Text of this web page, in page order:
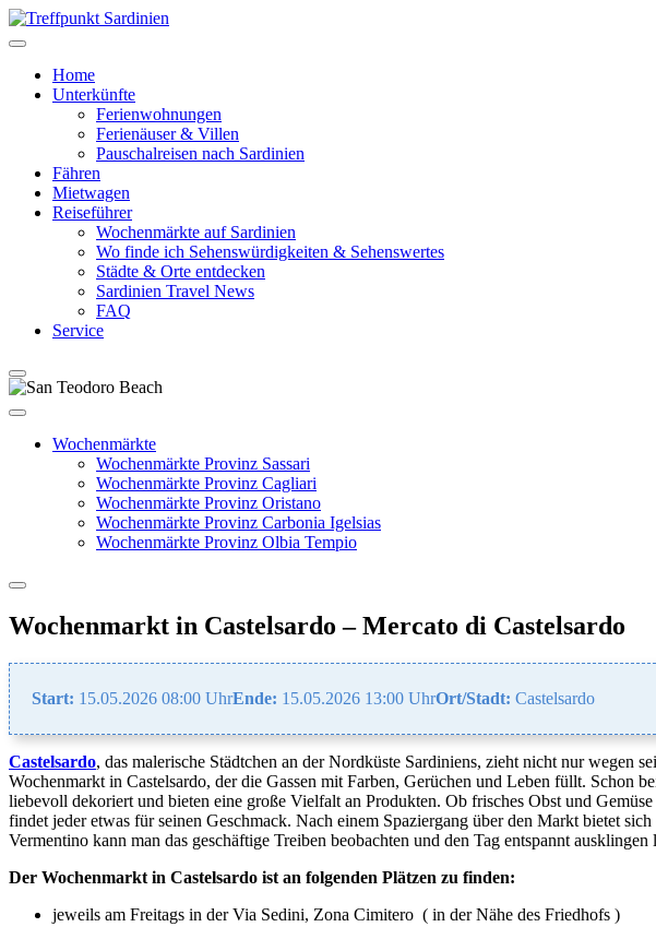
Home
Unterkünfte
Ferienwohnungen
Ferienäuser & Villen
Pauschalreisen nach Sardinien
Fähren
Mietwagen
Reiseführer
Wochenmärkte auf Sardinien
Wo finde ich Sehenswürdigkeiten & Sehenswertes
Städte & Orte entdecken
Sardinien Travel News
FAQ
Service
Wochenmärkte
Wochenmärkte Provinz Sassari
Wochenmärkte Provinz Cagliari
Wochenmärkte Provinz Oristano
Wochenmärkte Provinz Carbonia Igelsias
Wochenmärkte Provinz Olbia Tempio
Wochenmarkt in Castelsardo – Mercato di Castelsardo
Start: 15.05.2026 08:00 UhrEnde: 15.05.2026 13:00 UhrOrt/Stadt: Castelsardo
Castelsardo, das malerische Städtchen an der Nordküste Sardiniens, zieht nicht nur wegen
Wochenmarkt in Castelsardo, der die Gassen mit Farben, Gerüchen und Leben füllt. Schon
liebevoll dekoriert und bieten eine große Vielfalt an Produkten. Ob frisches Obst und
findet jeder etwas für seinen Geschmack. Nach einem Spaziergang über den Markt bietet
Vermentino kann man das geschäftige Treiben beobachten und den Tag entspannt ausklingen
Der Wochenmarkt in Castelsardo ist an folgenden Plätzen zu finden:
jeweils am Freitags in der Via Sedini, Zona Cimitero ( in der Nähe des Friedhofs )